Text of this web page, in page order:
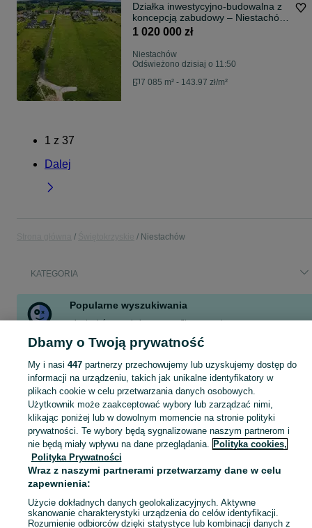
Działka inwestycyjno-budowalna z
koncepcją zabudowy – Niestachów,
blisko lasu
1 020 000 zł
Niestachów
Odświeżono dzisiaj o 11:50
7 085 m² - 143.97 zł/m²
1 z 37
Dalej
Niestachów
KATEGORIA
Popularne wyszukiwania
niestachów podwieszane sufity remonty
cyklinowanie podłóg
dom cegła, bloczek, pustak
Skorzystaj z największego serwisu ogłoszeniowego - Niestachów i okolice! Kupuj to, czego pragniesz i sprzedawaj to, czego już nie potrzebujesz!
Mapa kategorii
Mapa miejscowości
Mapa ministron
Popularne wyszukiwania
Dbamy o Twoją prywatność
My i nasi 447partnerzy przechowujemy lub uzyskujemy dostęp do
informacji na urządzeniu, takich jak unikalne identyfikatory w
plikach cookie w celu przetwarzania danych osobowych.
Użytkownik może zaakceptować wybory lub zarządzać nimi,
klikając poniżej lub w dowolnym momencie na stronie polityki
prywatności. Te wybory będą sygnalizowane naszym partnerom i
nie będą miały wpływu na dane przeglądania. Polityka cookies,
Polityka Prywatności
Wraz z naszymi partnerami przetwarzamy dane w celu
zapewnienia:
Użycie dokładnych danych geolokalizacyjnych. Aktywne
skanowanie charakterystyki urządzenia do celów identyfikacji.
Rozumienie odbiorców dzięki statystyce lub kombinacji danych z